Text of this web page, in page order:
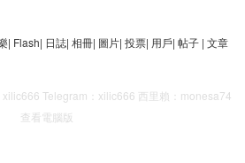
| Flash| 日誌| 相冊| 圖片| 投票| 用戶| 帖子 | 文章
Telegram：xilic666 西里賴：monesa74
查看電腦版